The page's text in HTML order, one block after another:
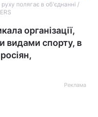
полягає в об'єднанні /
організації,
видами спорту, в
Реклама